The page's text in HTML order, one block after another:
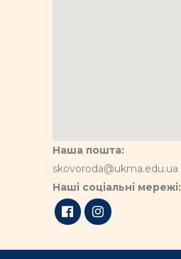
Наша пошта:
skovoroda@ukma.edu.ua
Наші соціальні мережі: